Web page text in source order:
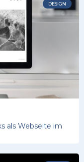
DESIGN
als Webseite im